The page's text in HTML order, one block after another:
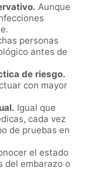
Aunque
personas
antes de
de riesgo.
con mayor
Igual que
cada vez
de pruebas en
el estado
del embarazo o